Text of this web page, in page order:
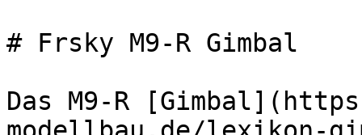
# Frsky M9-R Gimbal
Das M9-R